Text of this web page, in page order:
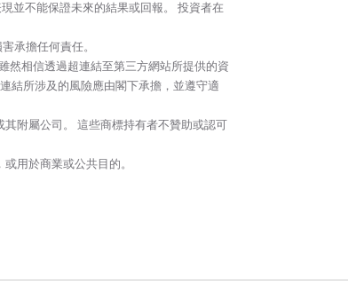
並不能保證未來的結果或回報。 投資者在
承擔任何責任。
然相信透過超連結至第三方網站所提供的資
結所涉及的風險應由閣下承擔，並遵守適
附屬公司。 這些商標持有者不贊助或認可
用於商業或公共目的。